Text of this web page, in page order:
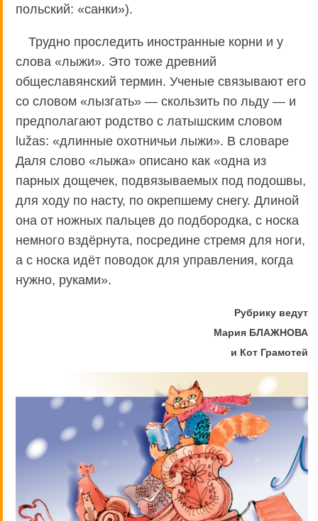
польский: «санки»).
Трудно проследить иностранные корни и у
слова «лыжи». Это тоже древний
общеславянский термин. Ученые связывают его
со словом «лызгать» — скользить по льду — и
предполагают родство с латышским словом
lužas: «длинные охотничьи лыжи». В словаре
Даля слово «лыжа» описано как «одна из
парных дощечек, подвязываемых под подошвы,
для ходу по насту, по окрепшему снегу. Длиной
она от ножных пальцев до подбородка, с носка
немного вздёрнута, посредине стремя для ноги,
а с носка идёт поводок для управления, когда
нужно, руками».
Рубрику ведут
Мария БЛАЖНОВА
и Кот Грамотей